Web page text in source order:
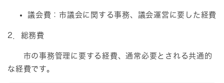
議会費：市議会に関する事務、議会運営に要した経費
2．総務費
市の事務管理に要する経費、通常必要とされる共通的
な経費です。